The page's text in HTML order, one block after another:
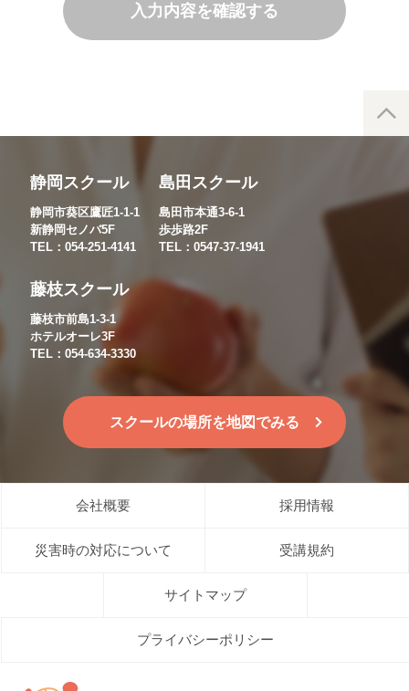
入力内容を確認する
静岡スクール
静岡市葵区鷹匠1-1-1
新静岡セノバ5F
TEL：054-251-4141
島田スクール
島田市本通3-6-1
歩歩路2F
TEL：0547-37-1941
藤枝スクール
藤枝市前島1-3-1
ホテルオーレ3F
TEL：054-634-3330
スクールの場所を地図でみる
会社概要 採用情報
災害時の対応について 受講規約
サイトマップ
プライバシーポリシー